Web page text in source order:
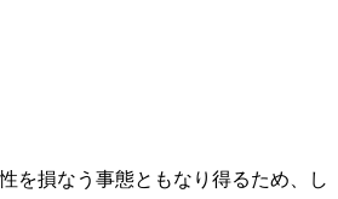
を損なう事態ともなり得るため、し